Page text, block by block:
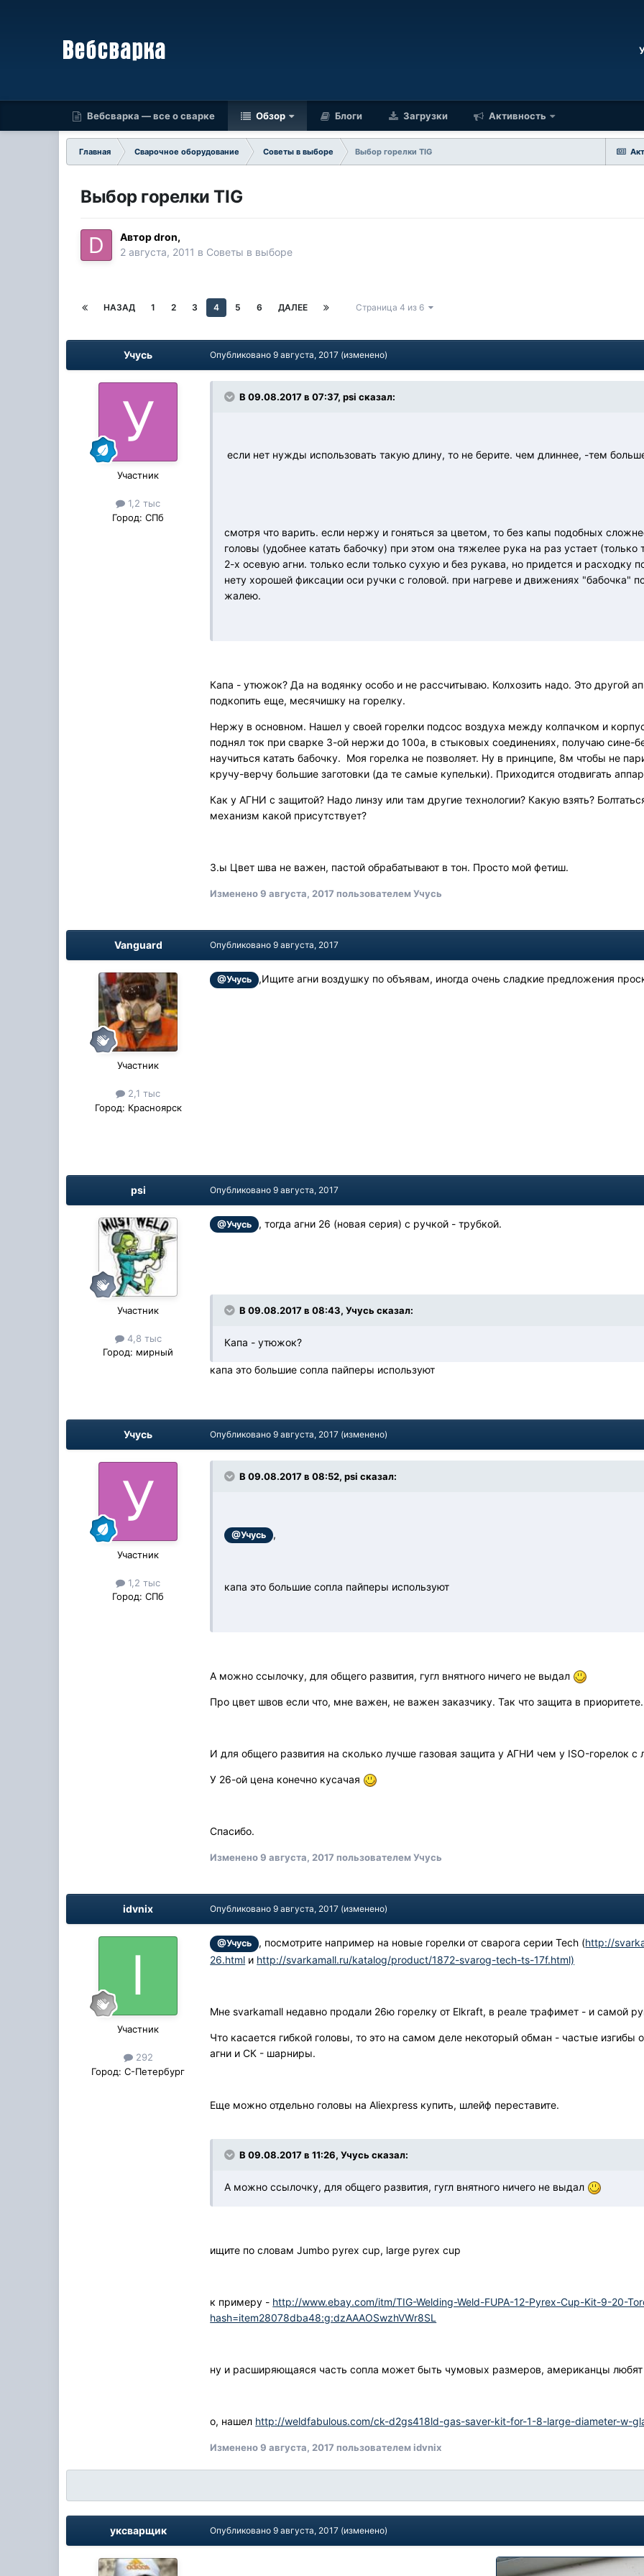
Вебсварка — все о сварке Обзор Блоги Загрузки Активность
Главная Сварочное оборудование Советы в выборе
Выбор горелки TIG
Выбор горелки TIG
Авторdron,
2 августа, 2011 в Советы в выборе
НАЗАД 1 2 3 4 5 6 ДАЛЕЕ Страница 4 из 6
Учусь
Участник
1,2 тыс
Город: СПб
Опубликовано9 августа, 2017 (изменено)
В 09.08.2017 в 07:37, psi сказал:
если нет нужды использовать такую длину, то не берите. чем длиннее, -тем
смотря что варить. если нержу и гоняться за цветом, то без капы подобных
головы (удобнее катать бабочку) при этом она тяжелее рука на раз устает
2-х осевую агни. только если только сухую и без рукава, но придется и расходку
нету хорошей фиксации оси ручки с головой. при нагреве и движениях "бабочка"
жалею.
Капа - утюжок? Да на водянку особо и не рассчитываю. Колхозить надо. Это другой
подкопить еще, месячишку на горелку.
Нержу в основном. Нашел у своей горелки подсос воздуха между колпачком и
поднял ток при сварке 3-ой нержи до 100а, в стыковых соединениях, получаю сине-
научиться катать бабочку. Моя горелка не позволяет. Ну в принципе, 8м чтобы не
кручу-верчу большие заготовки (да те самые купельки). Приходится отодвигать
Как у АГНИ с защитой? Надо линзу или там другие технологии? Какую взять?
механизм какой присутствует?
З.ы Цвет шва не важен, пастой обрабатывают в тон. Просто мой фетиш.
Изменено9 августа, 2017 пользователем Учусь
Vanguard
Участник
2,1 тыс
Город: Красноярск
Опубликовано9 августа, 2017
@Учусь ,Ищите агни воздушку по объявам, иногда очень сладкие предложения
psi
Участник
4,8 тыс
Город: мирный
Опубликовано9 августа, 2017
@Учусь , тогда агни 26 (новая серия) с ручкой - трубкой.
В 09.08.2017 в 08:43, Учусь сказал:
Капа - утюжок?
капа это большие сопла пайперы используют
Учусь
Участник
1,2 тыс
Город: СПб
Опубликовано9 августа, 2017 (изменено)
В 09.08.2017 в 08:52, psi сказал:
@Учусь ,
капа это большие сопла пайперы используют
А можно ссылочку, для общего развития, гугл внятного ничего не выдал
Про цвет швов если что, мне важен, не важен заказчику. Так что защита в
И для общего развития на сколько лучше газовая защита у АГНИ чем у ISO-горелок с
У 26-ой цена конечно кусачая
Спасибо.
Изменено9 августа, 2017 пользователем Учусь
idvnix
Участник
292
Город: С-Петербург
Опубликовано9 августа, 2017 (изменено)
@Учусь , посмотрите например на новые горелки от сварога серии Tech (http://
26.html и http://svarkamall.ru/katalog/product/1872-svarog-tech-ts-17f.html)
Мне svarkamall недавно продали 26ю горелку от Elkraft, в реале трафимет - и самой
Что касается гибкой головы, то это на самом деле некоторый обман - частые
агни и СК - шарниры.
Еще можно отдельно головы на Aliexpress купить, шлейф переставите.
В 09.08.2017 в 11:26, Учусь сказал:
А можно ссылочку, для общего развития, гугл внятного ничего не выдал
ищите по словам Jumbo pyrex cup, large pyrex cup
к примеру - http://www.ebay.com/itm/TIG-Welding-Weld-FUPA-12-Pyrex-Cup-Kit-9-20-
hash=item28078dba48:g:dzAAAOSwzhVWr8SL
ну и расширяющаяся часть сопла может быть чумовых размеров, американцы
о, нашел http://weldfabulous.com/ck-d2gs418ld-gas-saver-kit-for-1-8-large-diameter-w-
Изменено9 августа, 2017 пользователем idvnix
уксварщик Опубликовано9 августа, 2017 (изменено)